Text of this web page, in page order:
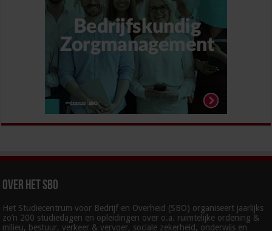
Over het SBO
Het Studiecentrum voor Bedrijf en Overheid (SBO) organiseert jaarlijks
zo’n 200 studiedagen en opleidingen over o.a. ruimtelijke ordening &
milieu, bestuur, verkeer & vervoer, sociale zekerheid, onderwijs en